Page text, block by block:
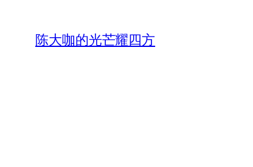
陈大咖的光芒耀四方